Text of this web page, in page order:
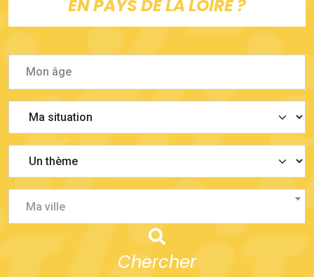
EN PAYS DE LA LOIRE ?
Ma ville
Chercher